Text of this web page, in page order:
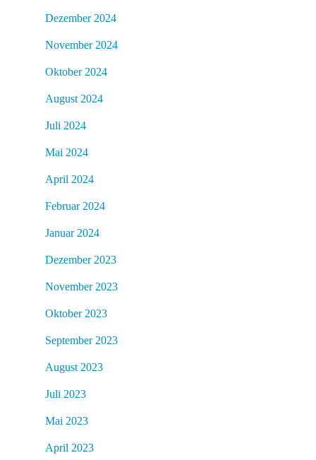
Dezember 2024
November 2024
Oktober 2024
August 2024
Juli 2024
Mai 2024
April 2024
Februar 2024
Januar 2024
Dezember 2023
November 2023
Oktober 2023
September 2023
August 2023
Juli 2023
Mai 2023
April 2023